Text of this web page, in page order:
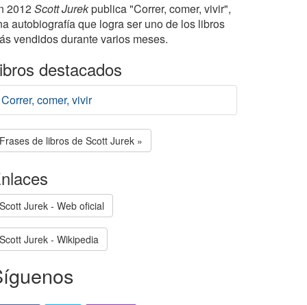
2012Scott Jurekpublica "Correr, comer, vivir",
autobiografía que logra ser uno de los libros
vendidos durante varios meses.
destacados
Correr, comer, vivir
Frases de libros de Scott Jurek »
Scott Jurek - Web oficial
Scott Jurek - Wikipedia